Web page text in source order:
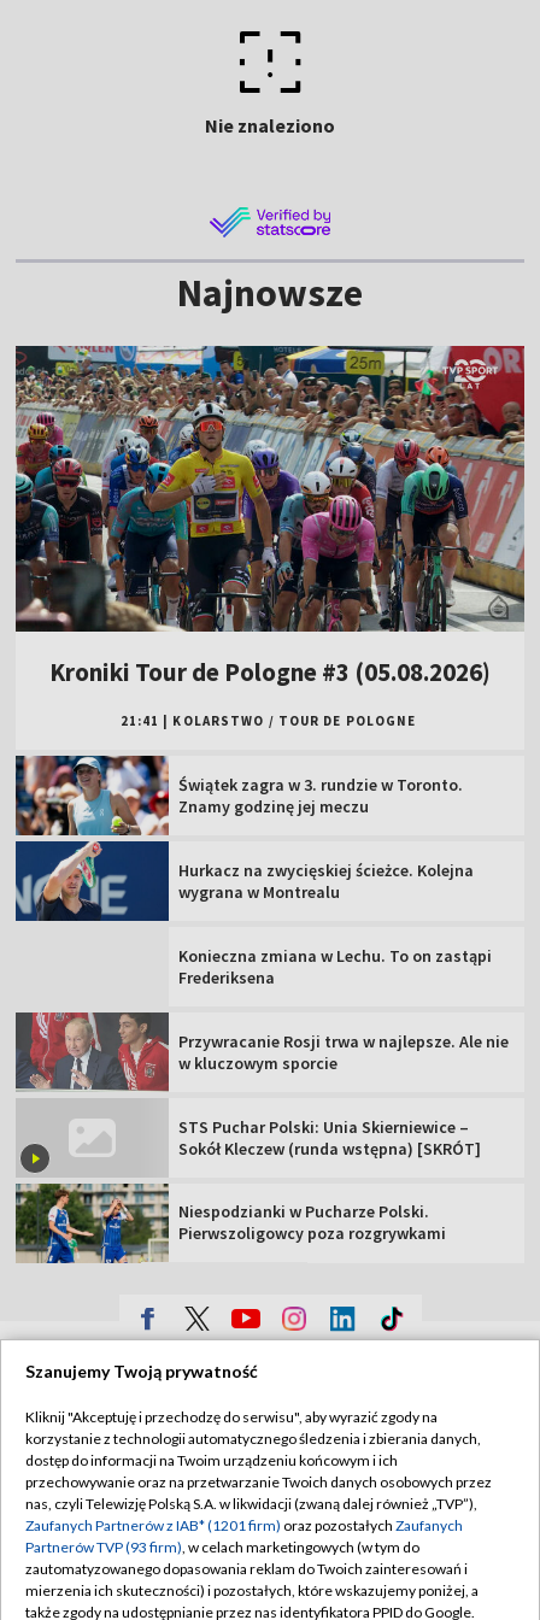
Nie znaleziono
Najnowsze
Kroniki Tour de Pologne #3 (05.08.2026)
21:41 KOLARSTWO / TOUR DE POLOGNE
Świątek zagra w 3. rundzie w Toronto.
Znamy godzinę jej meczu
Hurkacz na zwycięskiej ścieżce. Kolejna
wygrana w Montrealu
Konieczna zmiana w Lechu. To on zastąpi
Frederiksena
Przywracanie Rosji trwa w najlepsze. Ale nie
w kluczowym sporcie
STS Puchar Polski: Unia Skierniewice –
Sokół Kleczew (runda wstępna) [SKRÓT]
Niespodzianki w Pucharze Polski.
Pierwszoligowcy poza rozgrywkami
Sklep TVP
Biuro Reklamy
Oferta Handlowa
Telegazeta ogłoszenia
Emisja w TVP
Polityka prywatności
Moje zgody
Biuro reklamy
Kontakt
Szanujemy Twoją prywatność
Kliknij "Akceptuję i przechodzę do serwisu", aby wyrazić zgody na
korzystanie z technologii automatycznego śledzenia i zbierania danych,
dostęp do informacji na Twoim urządzeniu końcowym i ich
przechowywanie oraz na przetwarzanie Twoich danych osobowych przez
nas, czyli Telewizję Polską S.A. w likwidacji (zwaną dalej również „TVP”),
Zaufanych Partnerów z IAB* (1201 firm) oraz pozostałych Zaufanych
Partnerów TVP (93 firm), w celach marketingowych (w tym do
zautomatyzowanego dopasowania reklam do Twoich zainteresowań i
mierzenia ich skuteczności) i pozostałych, które wskazujemy poniżej, a
także zgody na udostępnianie przez nas identyfikatora PPID do Google.